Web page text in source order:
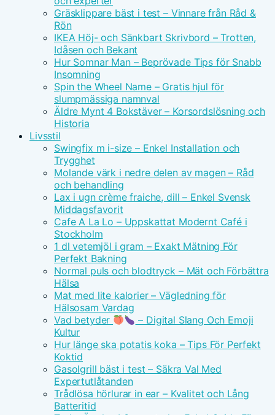
Gräsklippare bäst i test – Vinnare från Råd &
Rön
IKEA Höj- och Sänkbart Skrivbord – Trotten,
Idåsen och Bekant
Hur Somnar Man – Beprövade Tips för Snabb
Insomning
Spin the Wheel Name – Gratis hjul för
slumpmässiga namnval
Äldre Mynt 4 Bokstäver – Korsordslösning och
Historia
Livsstil
Swingfix m i-size – Enkel Installation och
Trygghet
Molande värk i nedre delen av magen – Råd
och behandling
Lax i ugn crème fraiche, dill – Enkel Svensk
Middagsfavorit
Cafe A La Lo – Uppskattat Modernt Café i
Stockholm
1 dl vetemjöl i gram – Exakt Mätning För
Perfekt Bakning
Normal puls och blodtryck – Mät och Förbättra
Hälsa
Mat med lite kalorier – Vägledning för
Hälsosam Vardag
Vad betyder
– Digital Slang Och Emoji
Kultur
Hur länge ska potatis koka – Tips För Perfekt
Koktid
Gasolgrill bäst i test – Säkra Val Med
Expertutlåtanden
Trådlösa hörlurar in ear – Kvalitet och Lång
Batteritid